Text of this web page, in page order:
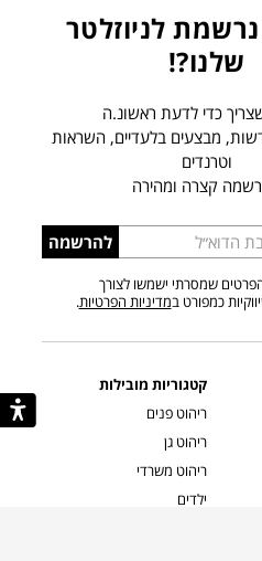
לניוזלטר
שלנו?!
כדי לדעת ראשונ.ה
מבצעים בלעדיים, השראות
וטרנדים
קצרה ומהירה
להרשמה
שמסרתי ישמשו לצורך
כמפורט במדיניות הפרטיות.
קטגוריות מובילות
ריהוט פנים
ריהוט גן
ריהוט משרדי
ילדים